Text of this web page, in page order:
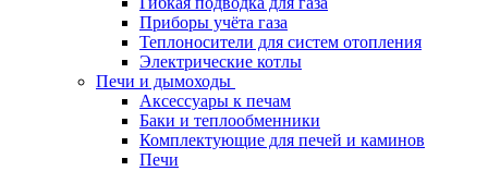
Приборы учёта газа
Теплоносители для систем отопления
Электрические котлы
Печи и дымоходы
Аксессуары к печам
Баки и теплообменники
Комплектующие для печей и каминов
Печи